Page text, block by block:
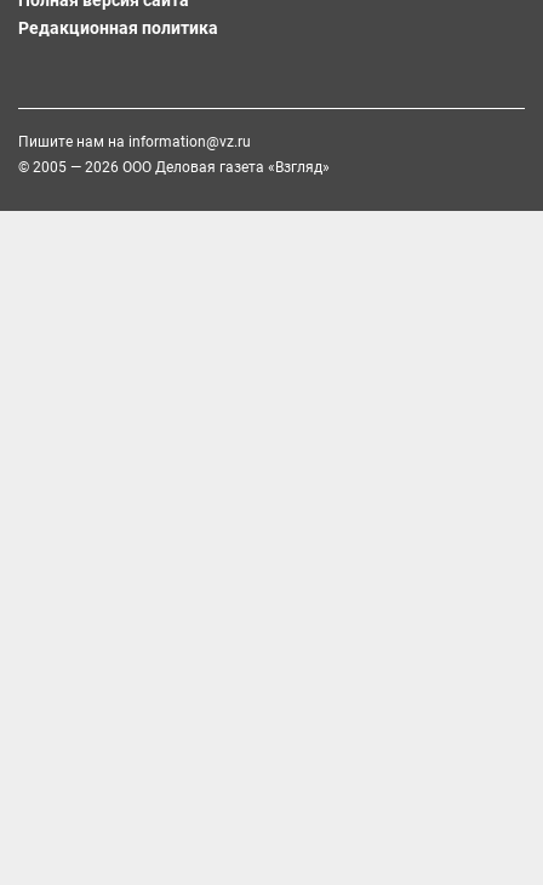
Редакционная политика
Пишите нам на information@vz.ru
© 2005 — 2026 ООО Деловая газета «Взгляд»